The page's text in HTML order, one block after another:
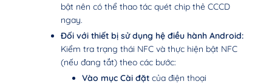
bật nên có thể thao tác quét chip thẻ CCCD
ngay.
Đối với thiết bị sử dụng hệ điều hành Android:
Kiểm tra trạng thái NFC và thực hiện bật NFC
(nếu đang tắt) theo các bước:
Vào mục Cài đặt của điện thoại